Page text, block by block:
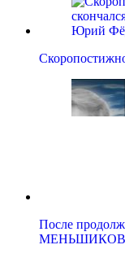
После